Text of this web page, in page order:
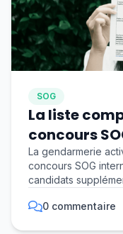
SOG
La liste
concours
septembre
La gendarmerie
concours SOG
candidats
0 commentaire